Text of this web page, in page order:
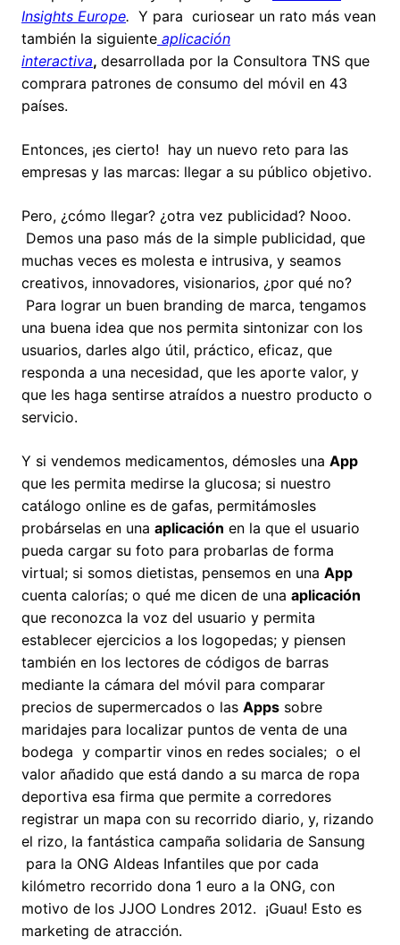
Insights Europe. Y para curiosear un rato más vean
también la siguiente aplicación
interactiva, desarrollada por la Consultora TNS que
comprara patrones de consumo del móvil en 43
países.
Entonces, ¡es cierto! hay un nuevo reto para las
empresas y las marcas: llegar a su público objetivo.
Pero, ¿cómo llegar? ¿otra vez publicidad? Nooo.
Demos una paso más de la simple publicidad, que
muchas veces es molesta e intrusiva, y seamos
creativos, innovadores, visionarios, ¿por qué no?
Para lograr un buen branding de marca, tengamos
una buena idea que nos permita sintonizar con los
usuarios, darles algo útil, práctico, eficaz, que
responda a una necesidad, que les aporte valor, y
que les haga sentirse atraídos a nuestro producto o
servicio.
Y si vendemos medicamentos, démosles una App
que les permita medirse la glucosa; si nuestro
catálogo online es de gafas, permitámosles
probárselas en una aplicación en la que el usuario
pueda cargar su foto para probarlas de forma
virtual; si somos dietistas, pensemos en una App
cuenta calorías; o qué me dicen de una aplicación
que reconozca la voz del usuario y permita
establecer ejercicios a los logopedas; y piensen
también en los lectores de códigos de barras
mediante la cámara del móvil para comparar
precios de supermercados o las Apps sobre
maridajes para localizar puntos de venta de una
bodega y compartir vinos en redes sociales; o el
valor añadido que está dando a su marca de ropa
deportiva esa firma que permite a corredores
registrar un mapa con su recorrido diario, y, rizando
el rizo, la fantástica campaña solidaria de Sansung
para la ONG Aldeas Infantiles que por cada
kilómetro recorrido dona 1 euro a la ONG, con
motivo de los JJOO Londres 2012. ¡Guau! Esto es
marketing de atracción.